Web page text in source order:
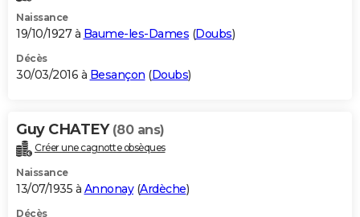
Naissance
19/10/1927 à Baume-les-Dames (Doubs)
Décès
30/03/2016 à Besançon (Doubs)
Guy CHATEY (80 ans)
Créer une cagnotte obsèques
Naissance
13/07/1935 à Annonay(Ardèche)
Décès